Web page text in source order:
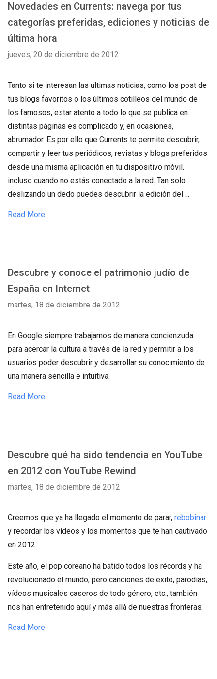
Novedades en Currents: navega por tus
categorías preferidas, ediciones y noticias de
última hora
jueves, 20 de diciembre de 2012
Tanto si te interesan las últimas noticias, como los post de
tus blogs favoritos o los últimos cotilleos del mundo de
los famosos, estar atento a todo lo que se publica en
distintas páginas es complicado y, en ocasiones,
abrumador. Es por ello que Currents te permite descubrir,
compartir y leer tus periódicos, revistas y blogs preferidos
desde una misma aplicación en tu dispositivo móvil,
incluso cuando no estás conectado a la red. Tan solo
deslizando un dedo puedes descubrir la edición del ...
Read More
Descubre y conoce el patrimonio judío de
España en Internet
martes, 18 de diciembre de 2012
En Google siempre trabajamos de manera concienzuda
para acercar la cultura a través de la red y permitir a los
usuarios poder descubrir y desarrollar su conocimiento de
una manera sencilla e intuitiva.
Read More
Descubre qué ha sido tendencia en YouTube
en 2012 con YouTube Rewind
martes, 18 de diciembre de 2012
Creemos que ya ha llegado el momento de parar, rebobinar
y recordar los vídeos y los momentos que te han cautivado
en 2012.
Este año, el pop coreano ha batido todos los récords y ha
revolucionado el mundo, pero canciones de éxito, parodias,
vídeos musicales caseros de todo género, etc., también
nos han entretenido aquí y más allá de nuestras fronteras.
Read More